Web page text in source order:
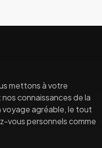
mettons à votre
connaissances de la
agréable, le tout
vous personnels comme